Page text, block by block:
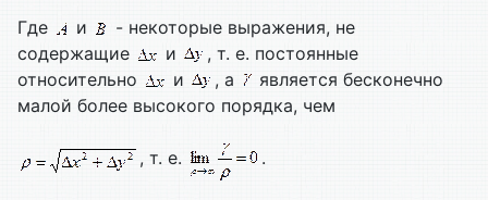
Где и
- некоторые выражения, не
содержащие
и
, т. е. постоянные
относительно
и , а
является бесконечно
малой более высокого порядка, чем
, т. е. .